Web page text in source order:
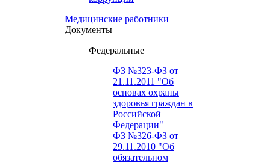
Медицинские работники
Документы
Федеральные
ФЗ №323-ФЗ от
21.11.2011 "Об
основах охраны
здоровья граждан в
Российской
Федерации"
ФЗ №326-ФЗ от
29.11.2010 "Об
обязательном